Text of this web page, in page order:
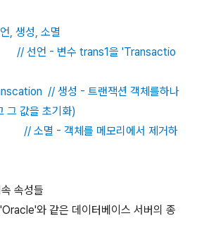
, 생성, 소멸
선언 - 변수 trans1을 'Transactio
// 생성 - 트랜잭션 객체를하나
그 값을 초기화)
멸 - 객체를 메모리에서 제거하
속성들
와 같은 데이터베이스 서버의 종